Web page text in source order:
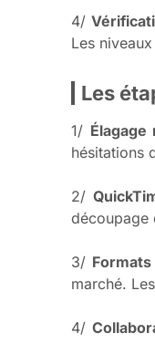
4/
Les
Les
1/ Élagage
hésitations
2/
découpage
3/
marché.
4/